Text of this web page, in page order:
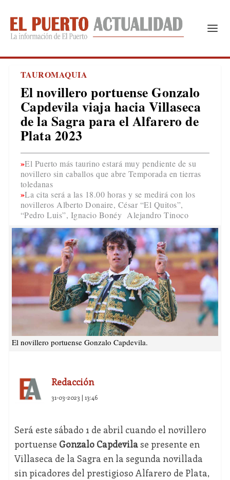
TAUROMAQUIA
El novillero portuense Gonzalo
Capdevila viaja hacia Villaseca
de la Sagra para el Alfarero de
Plata 2023
El Puerto más taurino estará muy pendiente de su
novillero sin caballos que abre Temporada en tierras
toledanas
La cita será a las 18.00 horas y se medirá con los
novilleros Alberto Donaire, César “El Quitos”,
“Pedro Luis”, Ignacio Bonéy Alejandro Tinoco
El novillero portuense Gonzalo Capdevila.
Redacción
31-03-2023 | 13:46
Será este sábado 1 de abril cuando el novillero
portuense Gonzalo Capdevilase presente en
Villaseca de la Sagra en la segunda novillada
sin picadores del prestigioso Alfarero de Plata,